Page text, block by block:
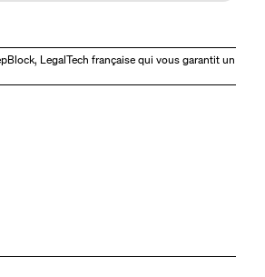
LegalTech française qui vous garantit un